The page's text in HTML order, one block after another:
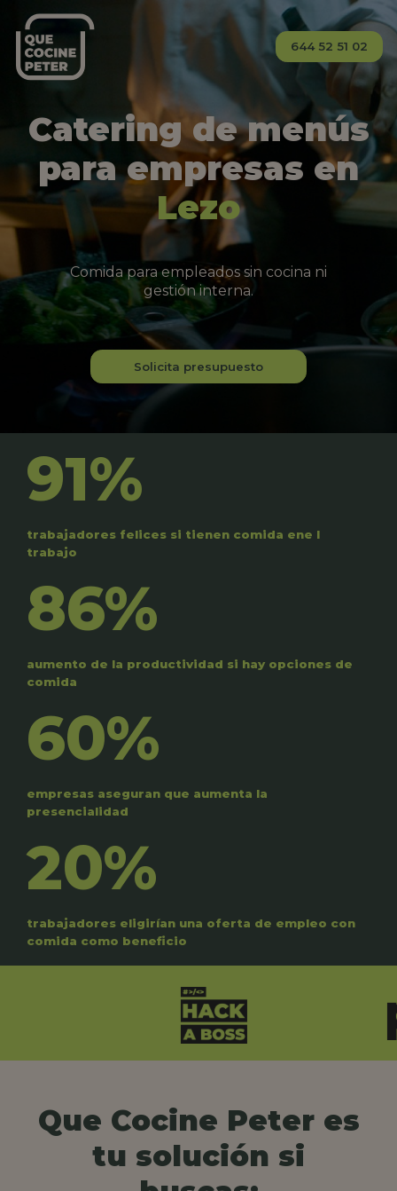
644 52 51 02
Catering de menús
para empresas en
Lezo
Comida para empleados sin cocina ni
gestión interna.
Solicita presupuesto
91%
trabajadores felices si tienen comida ene l
trabajo
86%
aumento de la productividad si hay opciones de
comida
60%
empresas aseguran que aumenta la
presencialidad
20%
trabajadores eligirían una oferta de empleo con
comida como beneficio
Que Cocine Peter es
tu solución si